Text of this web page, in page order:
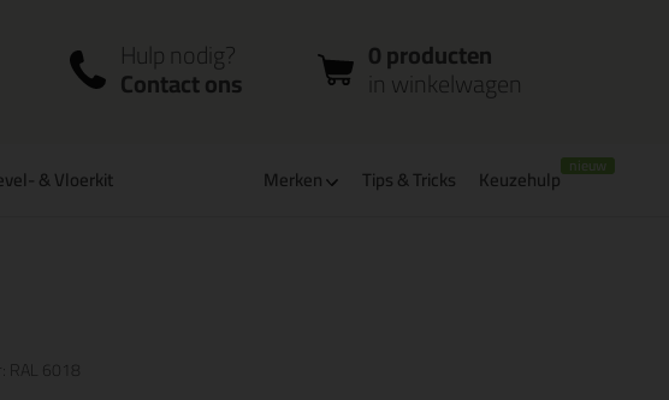
in winkelwagen
account
Hulp nodig?
Contact ons
0 producten
in winkelwagen
& Vloerkit Merken Tips & Tricks Keuzehulp
RAL 6018